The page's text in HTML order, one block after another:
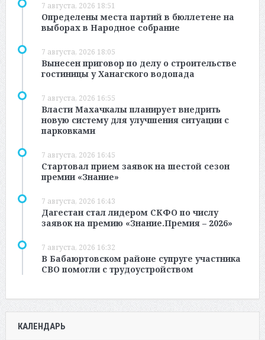
7 августа, 2026 18:51
Определены места партий в бюллетене на
выборах в Народное собрание
7 августа, 2026 18:05
Вынесен приговор по делу о строительстве
гостиницы у Ханагского водопада
7 августа, 2026 16:55
Власти Махачкалы планирует внедрить
новую систему для улучшения ситуации с
парковками
7 августа, 2026 16:45
Стартовал прием заявок на шестой сезон
премии «Знание»
7 августа, 2026 16:43
Дагестан стал лидером СКФО по числу
заявок на премию «Знание.Премия – 2026»
7 августа, 2026 16:32
В Бабаюртовском районе супруге участника
СВО помогли с трудоустройством
КАЛЕНДАРЬ